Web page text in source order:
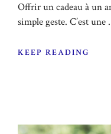
Offrir un cadeau à un
simple geste. C’est une
KEEP READING